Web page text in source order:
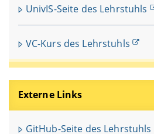
UnivIS-Seite des Lehrstuhls
VC-Kurs des Lehrstuhls
Externe Links
GitHub-Seite des Lehrstuhls